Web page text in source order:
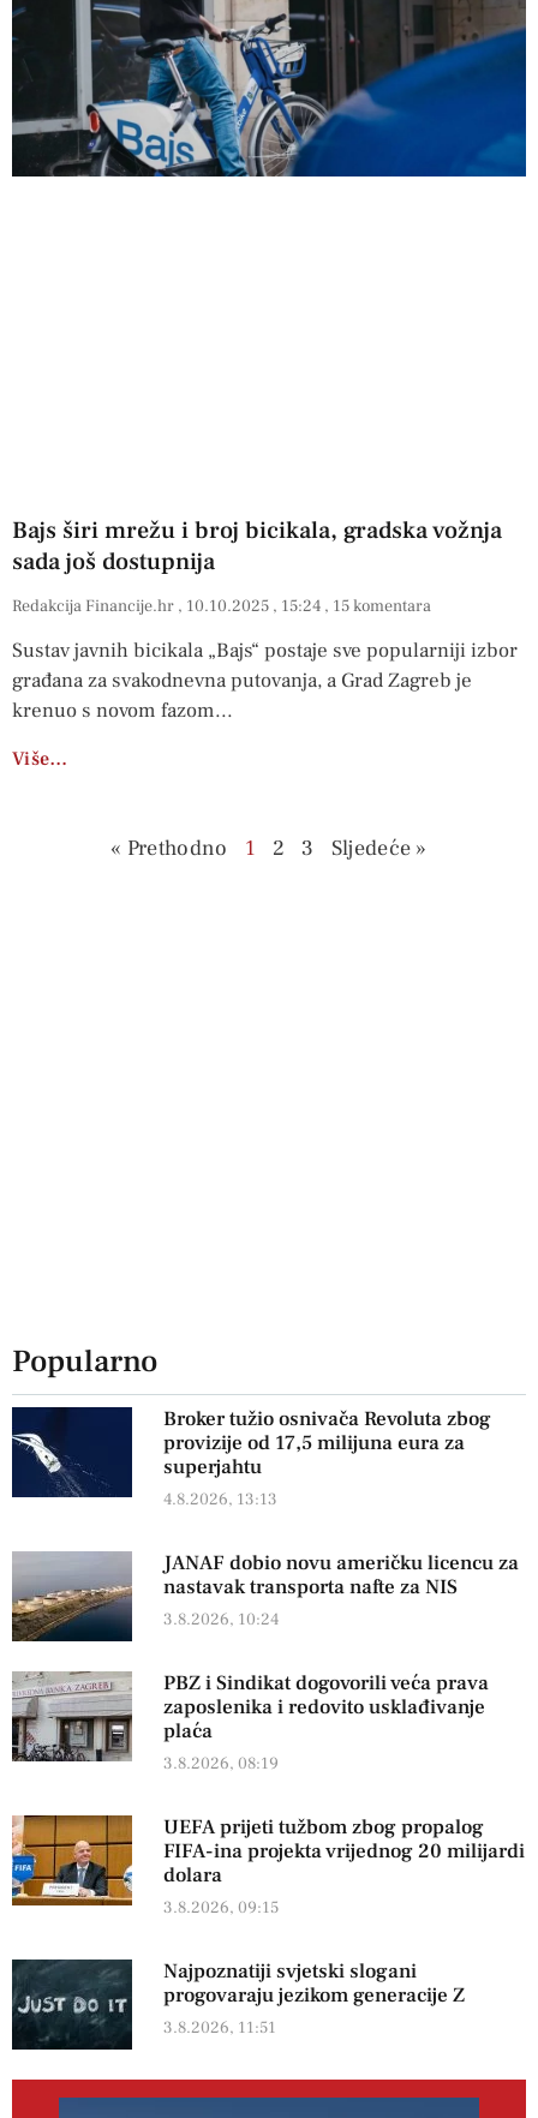
Bajs širi mrežu i broj bicikala, gradska vožnja
sada još dostupnija
Redakcija Financije.hr 10.10.2025 15:24 15 komentara
Sustav javnih bicikala „Bajs“ postaje sve popularniji izbor
građana za svakodnevna putovanja, a Grad Zagreb je
krenuo s novom fazom
Više…
« Prethodno 1 2 3 Sljedeće »
Popularno
Broker tužio osnivača Revoluta zbog
provizije od 17,5 milijuna eura za
superjahtu
4.8.2026, 13:13
JANAF dobio novu američku licencu za
nastavak transporta nafte za NIS
3.8.2026, 10:24
PBZ i Sindikat dogovorili veća prava
zaposlenika i redovito usklađivanje
plaća
3.8.2026, 08:19
UEFA prijeti tužbom zbog propalog
FIFA-ina projekta vrijednog 20 milijardi
dolara
3.8.2026, 09:15
Najpoznatiji svjetski slogani
progovaraju jezikom generacije Z
3.8.2026, 11:51